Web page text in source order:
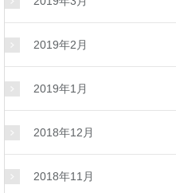
2019年2月
2019年1月
2018年12月
2018年11月